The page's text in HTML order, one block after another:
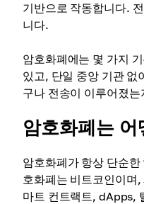
기반으로 작동합니다.
니다.
암호화폐에는 몇 가지
있고, 단일 중앙 기관 없
구나 전송이 이루어졌
암호화폐는
암호화폐가 항상 단순
호화폐는 비트코인이며
마트 컨트랙트, dApps,